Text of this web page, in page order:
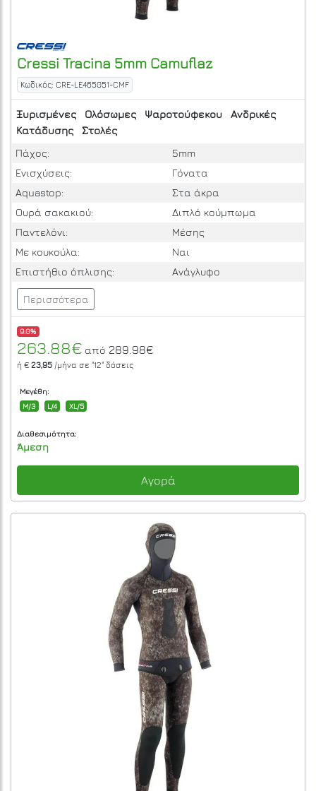
Cressi Tracina 5mm Camuflaz
Κωδικός: CRE-LE465051-CMF
Ξυρισμένες Ολόσωμες Ψαροτούφεκου
Ανδρικές
Κατάδυσης
Στολές
Πάχος:
5mm
Ενισχύσεις:
Γόνατα
Aquastop:
Στα άκρα
Ουρά σακακιού:
Διπλό κούμπωμα
Παντελόνι:
Μέσης
Με κουκούλα:
Ναι
Επιστήθιο όπλισης:
Ανάγλυφο
Περισσότερα
9.0%
263.88€ από 289.98€
ή € 23,95 /μήνα σε "12" δόσεις
Μεγέθη:
M/3
L/4 XL/5
Διαθεσιμότητα:
Άμεση
Αγορά